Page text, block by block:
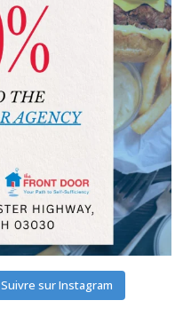
Suivre sur Instagram